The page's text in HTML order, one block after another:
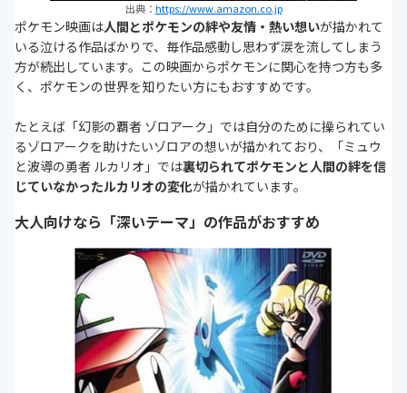
出典： https://www.amazon.co.jp
ポケモン映画は人間とポケモンの絆や友情・熱い想いが描かれて
いる泣ける作品ばかりで、毎作品感動し思わず涙を流してしまう
方が続出しています。この映画からポケモンに関心を持つ方も多
く、ポケモンの世界を知りたい方にもおすすめです。
たとえば「幻影の覇者 ゾロアーク」では自分のために操られてい
るゾロアークを助けたいゾロアの想いが描かれており、「ミュウ
と波導の勇者 ルカリオ」では裏切られてポケモンと人間の絆を信
じていなかったルカリオの変化が描かれています。
大人向けなら「深いテーマ」の作品がおすすめ